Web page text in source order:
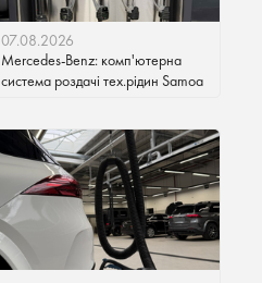
07.08.2026
Mercedes-Benz: комп'ютерна
система роздачі тех.рідин Samoa